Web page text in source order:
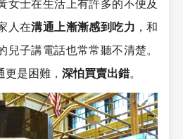
女士在生活上有許多的不便及
人在溝通上漸漸感到吃力 ，和
兒子講電話也常常聽不清楚。
是困難， 深怕買賣出錯。